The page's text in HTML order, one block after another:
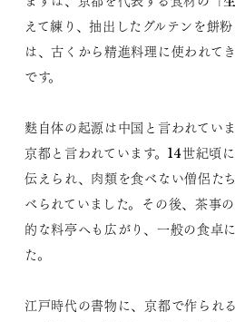
えて練り、抽出したグルテンを餅
は、古くから精進料理に使われて
です。
麩自体の起源は中国と言われてい
京都と言われています。14世紀頃
伝えられ、肉類を食べない僧侶た
べられていました。その後、茶事
的な料亭へも広がり、一般の食卓
た。
江戸時代の書物に、京都で作られ